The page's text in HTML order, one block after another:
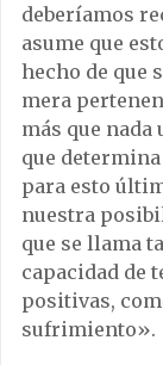
deberíamos
asume que
hecho de que
mera
más que
que
para esto
nuestra
que se llama
capacidad de
positivas,
sufrimiento».